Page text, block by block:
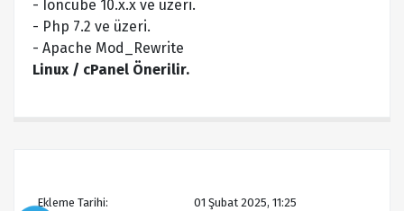
- Ioncube 10.x.x ve üzeri.
- Php 7.2 ve üzeri.
- Apache Mod_Rewrite
Linux / cPanel Önerilir.
Ekleme Tarihi: 01 Şubat 2025, 11:25